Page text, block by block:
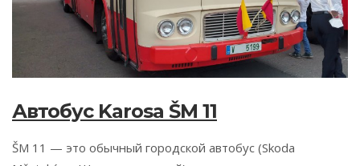
Автобус Karosa ŠM 11
ŠM 11 — это обычный городской автобус (Skoda